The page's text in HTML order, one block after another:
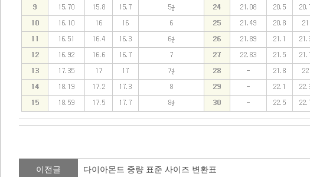
이전글 다이아몬드 중량 표준 사이즈 변환표